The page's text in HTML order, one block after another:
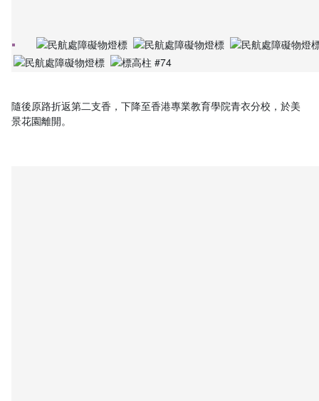
隨後原路折返第二支香，下降至香港專業教育學院青衣分校，於美
景花園離開。